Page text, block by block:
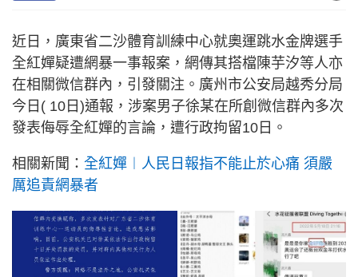
近日，廣東省二沙體育訓練中心就奧運跳水金牌選手
全紅嬋疑遭網暴一事報案，網傳其搭檔陳芋汐等人亦
在相關微信群內，引發關注。廣州市公安局越秀分局
今日( 10日)通報，涉案男子徐某在所創微信群內多次
發表侮辱全紅嬋的言論，遭行政拘留10日。
相關新聞： 全紅嬋︱人民日報指不能止於心痛 須嚴
厲追責網暴者